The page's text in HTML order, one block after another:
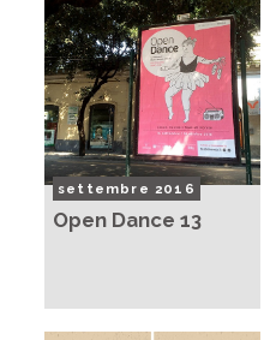
settembre 2016
Open Dance 13